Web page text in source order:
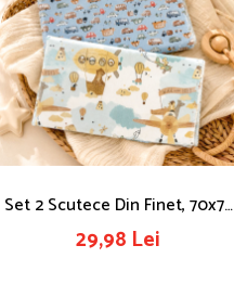
Set 2 Scutece Din Finet, 70x75
Cm, Model Micii Șoferi
29,98 Lei